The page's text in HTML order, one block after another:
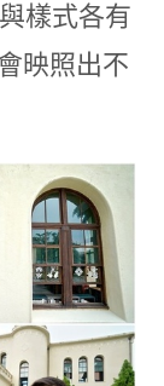
樣式各有
映照出不